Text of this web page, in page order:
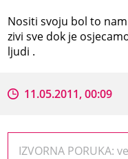
Nositi svoju bol to
zivi sve dok je
ljudi .
11.05.2011, 00:09
IZVORNA PORUKA: